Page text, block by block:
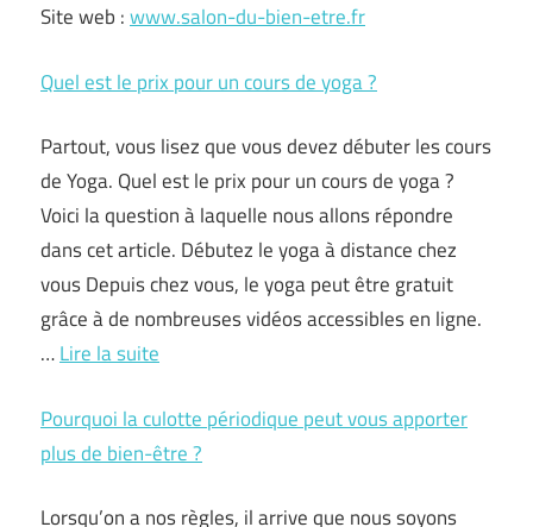
Site web :www.salon-du-bien-etre.fr
Quel est le prix pour un cours de yoga ?
Partout, vous lisez que vous devez débuter les cours
de Yoga. Quel est le prix pour un cours de yoga ?
Voici la question à laquelle nous allons répondre
dans cet article. Débutez le yoga à distance chez
vous Depuis chez vous, le yoga peut être gratuit
grâce à de nombreuses vidéos accessibles en ligne.
…Lire la suite
Pourquoi la culotte périodique peut vous apporter
plus de bien-être ?
Lorsqu’on a nos règles, il arrive que nous soyons